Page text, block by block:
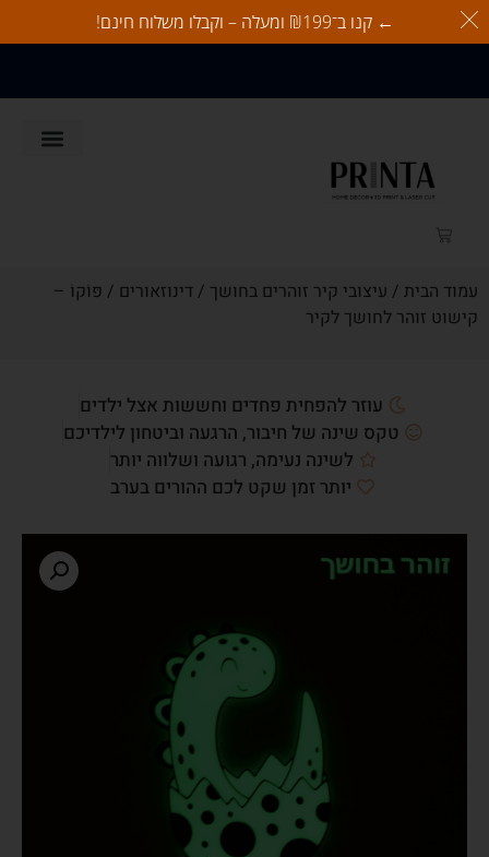
← קנו ב־₪199 ומעלה – וקבלו משלוח חינם!
עמוד הבית / עיצובי קיר זוהרים בחושך /דינוזאורים / פּוֹקוֹ –
קישוט זוהר לחושך לקיר
עוזר להפחית פחדים וחששות אצל ילדים
טקס שינה של חיבור, הרגעה וביטחון לילדיכם
לשינה נעימה, רגועה ושלווה יותר
יותר זמן שקט לכם ההורים בערב